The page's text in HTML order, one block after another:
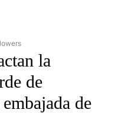
SPANISH" TO RECEIVE
la
de
de